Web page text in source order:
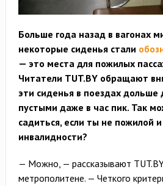
Больше года назад в вагонах
некоторые сиденья стали
— это места для пожилых
Читатели TUT.BY обращают
эти сиденья в поездах дольше
пустыми даже в час пик. Так
садиться, если ты не пожилой
инвалидности?
— Можно, — рассказывают
метрополитене. — Четкого